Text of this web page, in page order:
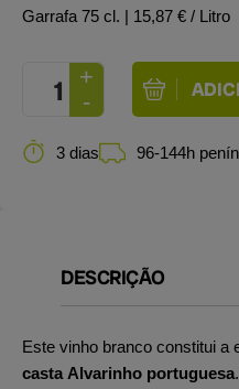
Garrafa 75 cl. | 15,87 € / Litro
3 dias 96-144h
DESCRIÇÃO
Este vinho branco constitui a
casta Alvarinho portuguesa